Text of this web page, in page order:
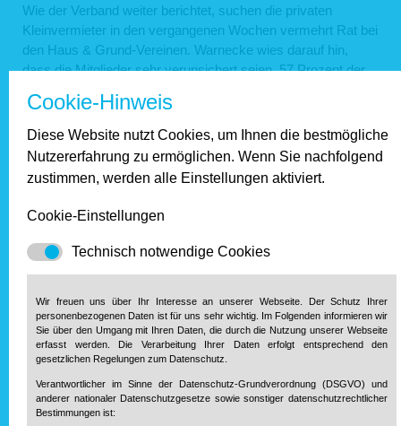
Wie der Verband weiter berichtet, suchen die privaten
Kleinvermieter in den vergangenen Wochen vermehrt Rat bei
den Haus & Grund-Vereinen. Warnecke wies darauf hin,
dass die Mitglieder sehr verunsichert seien. 57 Prozent der
die Miete ausfalle, seien die Probleme groß – zumal wenn sie
selbst als Gastronom, Handwerker oder Freiberufler von der
Krise betroffen seien. Zahlreiche Vermieter gingen zudem
davon aus, dass viele Mieter auch nach der Krise nicht in der
Lage sein werden, die ausgebliebenen Mietzahlungen
nachzuholen.
zur Übersicht.
Cookie-Hinweis
Diese Website nutzt Cookies, um Ihnen die bestmögliche
Nutzererfahrung zu ermöglichen. Wenn Sie nachfolgend
zustimmen, werden alle Einstellungen aktiviert.
Cookie-Einstellungen
Technisch notwendige Cookies
Wir freuen uns über Ihr Interesse an unserer Webseite. Der Schutz Ihrer
personenbezogenen Daten ist für uns sehr wichtig. Im Folgenden informieren wir
Sie über den Umgang mit Ihren Daten, die durch die Nutzung unserer Webseite
erfasst werden. Die Verarbeitung Ihrer Daten erfolgt entsprechend den
gesetzlichen Regelungen zum Datenschutz.
Verantwortlicher im Sinne der Datenschutz-Grundverordnung (DSGVO) und
anderer nationaler Datenschutzgesetze sowie sonstiger datenschutzrechtlicher
Bestimmungen ist: